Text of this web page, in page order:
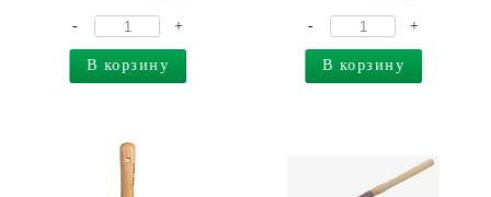
- +
В корзину
- +
В корзину